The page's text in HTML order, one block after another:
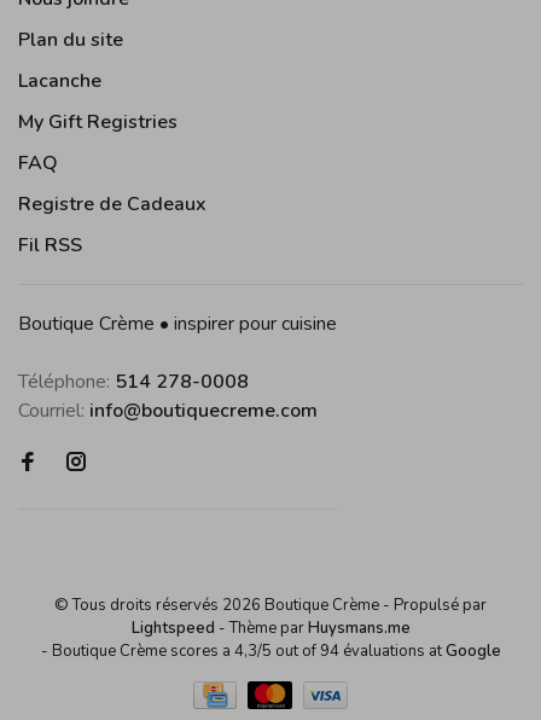
Plan du site
Lacanche
My Gift Registries
FAQ
Registre de Cadeaux
Fil RSS
Boutique Crème • inspirer pour cuisine
Téléphone: 514 278-0008
Courriel: info@boutiquecreme.com
© Tous droits réservés 2026 Boutique Crème - Propulsé par
Lightspeed - Thème parHuysmans.me
- Boutique Crème scores a 4,3/5 out of94 évaluations atGoogle